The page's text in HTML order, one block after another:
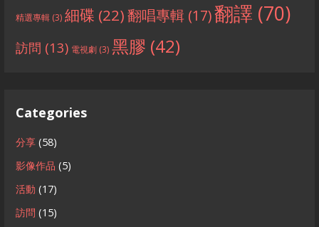
精選專輯 (3) 細碟 (22)翻唱專輯 (17)翻譯 (70)
訪問 (13) 電視劇 (3) 黑膠 (42)
Categories
分享 (58)
影像作品 (5)
活動 (17)
訪問 (15)